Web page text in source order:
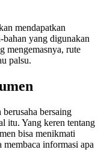
mendapatkan
yang digunakan
mengemasnya, rute
palsu.
bersaing
itu. Yang keren tentang
bisa menikmati
informasi apa